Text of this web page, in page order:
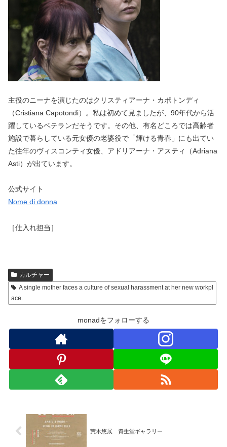
主役のニーナを演じたのはクリスティアーナ・カポトンディ
（Cristiana Capotondi）。私は初めて見ましたが、90年代から活
躍しているベテランだそうです。その他、有名どころでは高齢者
施設で暮らしている元女優の老婆役で「輝ける青春」にも出てい
た往年のヴィスコンティ女優、アドリアーナ・アスティ（Adriana
Asti）が出ています。
公式サイト
Nome di donna
［仕入れ担当］
カルチャー
A single mother faces a culture of sexual harassment at her new workpl
ace.
monadをフォローする
荒木悠展 資生堂ギャラリー